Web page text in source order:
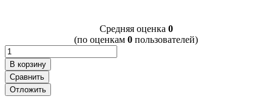
Cредняя оценка 0
(по оценкам 0 пользователей)
В корзину
Сравнить
Отложить